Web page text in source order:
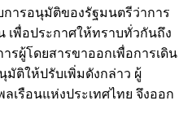
การอนุมัติของรัฐมนตรีว่าการ
พื่อประกาศให้ทราบทั่วกันถึง
รผู้โดยสารขาออกเพื่อการเดิน
มัติให้ปรับเพิ่มดังกล่าว ผู้
เรือนแห่งประเทศไทย จึงออก